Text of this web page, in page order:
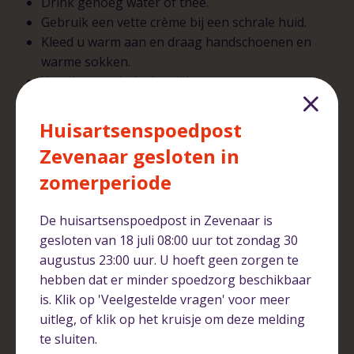
Gebruik een vette crème bij een schrale huid.
Kleed u warm aan en draag handschoenen en
warme sokken.
Ventileer uw huis dagelijks.
Meestal zijn winterkwaaltjes onschuldig en gaan ze
vanzelf over. Neem contact op met de huisarts als
klachten lang aanhouden, als u zich erg somber blijft
Ook bij hoge koorts, benauwdheid of zorgen over uw
gezondheid is het verstandig om advies te vragen.
Goed voor uzelf zorgen
Door goed voor uzelf te zorgen, helpt u uw lichaam de
winter door. Luister naar uw lichaam en wees mild
Huisartsenspoedpost
Zevenaar gesloten in
zomerperiode
De huisartsenspoedpost in Zevenaar is
gesloten van 18 juli 08:00 uur tot zondag 30
augustus 23:00 uur. U hoeft geen zorgen te
hebben dat er minder spoedzorg beschikbaar
is. Klik op 'Veelgestelde vragen' voor meer
uitleg, of klik op het kruisje om deze melding
te sluiten.